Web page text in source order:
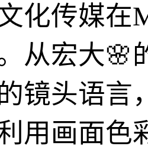
化传媒在
从宏大🌸
镜头语言
用画面色